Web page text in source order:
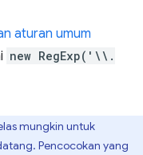
aturan umum
new RegExp('\\.
mungkin untuk
Pencocokan yang